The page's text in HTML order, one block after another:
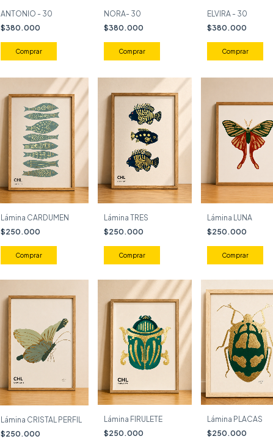
ANTONIO - 30
$380.000
NORA- 30
$380.000
ELVIRA - 30
$380.000
Lámina CARDUMEN
$250.000
Comprar
Lámina TRES
$250.000
Comprar
Lámina LUNA
$250.000
Comprar
Lámina CRISTAL PERFIL
$250.000
Lámina FIRULETE
$250.000
Lámina PLACAS
$250.000